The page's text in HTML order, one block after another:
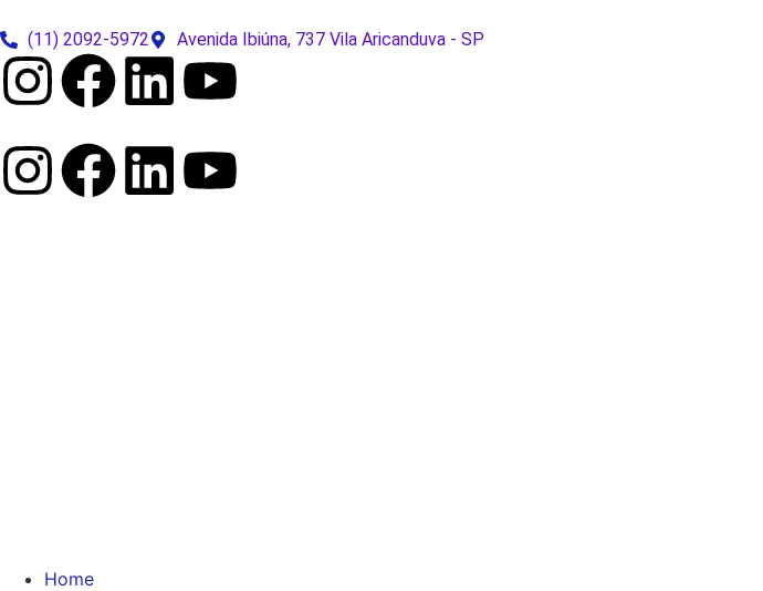
(11) 2092-5972 Avenida Ibiúna, 737 Vila Aricanduva - SP
Home